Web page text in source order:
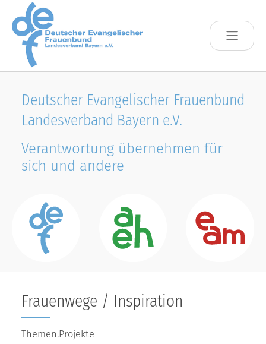
Skip to main content
Deutscher Evangelischer Frauenbund
Landesverband Bayern e.V.
Verantwortung übernehmen für
sich und andere
Frauenwege / Inspiration
Themen.Projekte